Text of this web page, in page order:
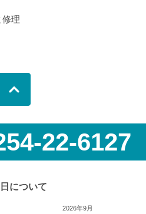
修理
22-6127
について
2026年9月